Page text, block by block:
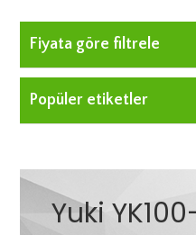
Fiyata göre filtrele
Popüler etiketler
Yuki